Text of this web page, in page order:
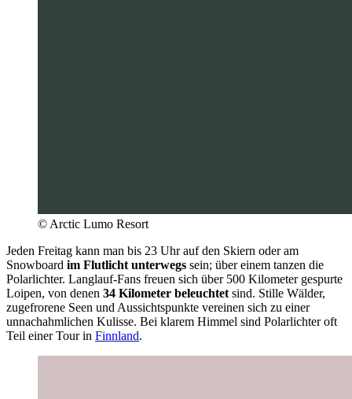
© Arctic Lumo Resort
Jeden Freitag kann man bis 23 Uhr auf den Skiern oder am
Snowboard im Flutlicht unterwegs sein; über einem tanzen die
Polarlichter. Langlauf-Fans freuen sich über 500 Kilometer gespurte
Loipen, von denen 34 Kilometer beleuchtet sind. Stille Wälder,
zugefrorene Seen und Aussichtspunkte vereinen sich zu einer
unnachahmlichen Kulisse. Bei klarem Himmel sind Polarlichter oft
Teil einer Tour in Finnland.